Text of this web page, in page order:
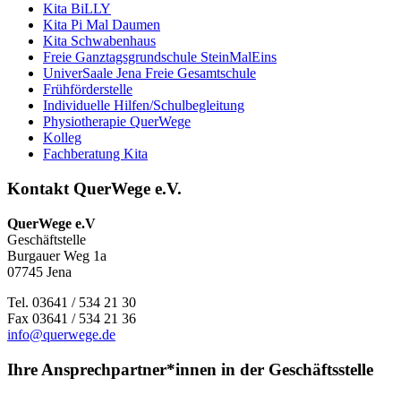
Kita BiLLY
Kita Pi Mal Daumen
Kita Schwabenhaus
Freie Ganztagsgrundschule SteinMalEins
UniverSaale Jena Freie Gesamtschule
Frühförderstelle
Individuelle Hilfen/​Schulbegleitung
Physiotherapie QuerWege
Kolleg
Fachberatung Kita
Kontakt QuerWege e.V.
QuerWege e.V
Geschäftstelle
Burgauer Weg 1a
07745 Jena
Tel. 03641 /​ 534 21 30
Fax 03641 /​ 534 21 36
info@querwege.de
Ihre Ansprechpartner*innen in der Geschäftsstelle